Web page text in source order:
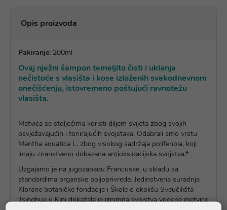
Opis proizvoda
Pakiranje: 200ml
Ovaj nježni šampon temeljito čisti i uklanja
nečistoće s vlasišta i kose izloženih svakodnevnom
onečišćenju, istovremeno poštujući ravnotežu
vlasišta.
Metvica se stoljećima koristi diljem svijeta zbog svojih
osvježavajućih i tonirajućih svojstava. Odabrali smo vrstu
Mentha aquatica L. zbog visokog sadržaja polifenola, koji
imaju znanstveno dokazana antioksidacijska svojstva.*
Uzgajamo je na jugozapadu Francuske, u skladu sa
standardima organske poljoprivrede. Jedinstvena suradnja
Klorane botaničke fondacije i Škole o okolišu Sveučilišta
Tsinghua u Kini dokazala je iznimna svojstva vodene metvice